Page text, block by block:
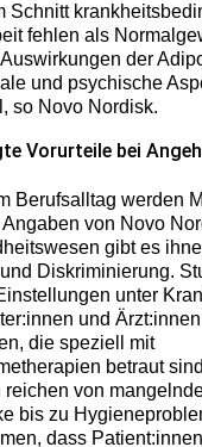
Schnitt
fehlen als
der
und psychische
so Novo Nordisk.
Vorurteile bei
Berufsalltag werden
von Novo
gibt es
Diskriminierung.
unter
und
die speziell mit
betraut
von
bis zu
dass